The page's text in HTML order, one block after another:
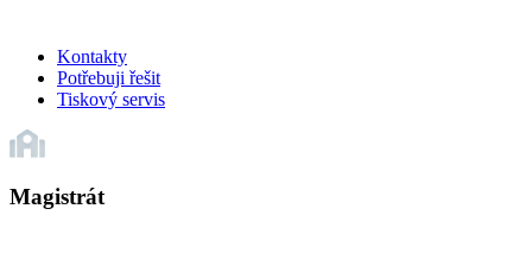
Kontakty
Potřebuji řešit
Tiskový servis
Magistrát